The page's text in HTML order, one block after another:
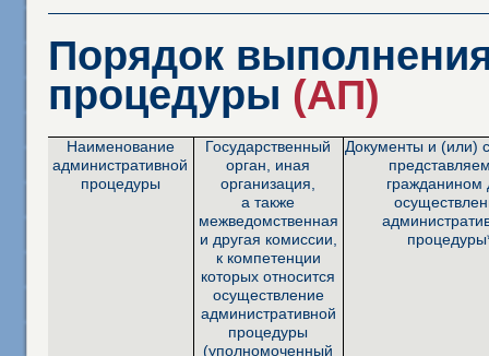
Порядок
процедуры (АП)
Наименование
административной
процедуры
Государственный
орган, иная
организация,
а также
межведомственная
и другая комиссии,
к компетенции
которых относится
осуществление
административной
процедуры
(уполномоченный
Документы и (или)
гражданином